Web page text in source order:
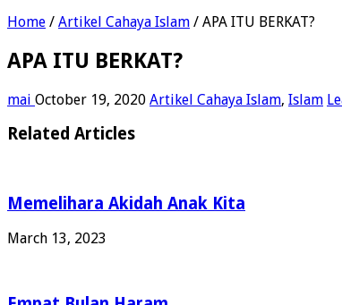
Home / Artikel Cahaya Islam / APA ITU BERKAT?
APA ITU BERKAT?
mai October 19, 2020 Artikel Cahaya Islam, Islam
Related Articles
Memelihara Akidah Anak Kita
March 13, 2023